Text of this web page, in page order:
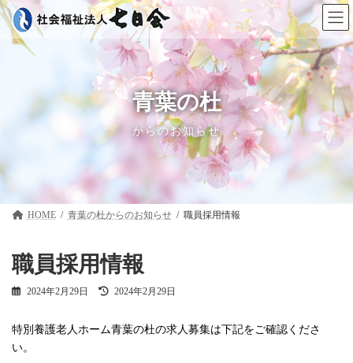
コ
ン
ナ
ビ
青葉の杜
からのお知らせ
HOME 青葉の杜 職員採用情報
職員採用情報
2024年2月29日
最
新
2024年2月29日
特別養護老人ホーム青葉の杜の求人募集は下記をご確認くださ
い。